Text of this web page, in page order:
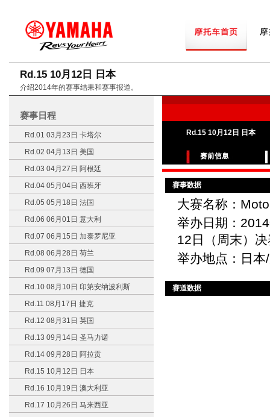
Rd.15 10月12日 日本
介绍2014年的赛事结果和赛事报道。
Rd.15 10月12日 日本
赛事数据
大赛名称：
举办日期：
12日（周末）
举办地点：日本
赛道数据
赛事日程
Rd.01 03月23日 卡塔尔
Rd.02 04月13日 美国
Rd.03 04月27日 阿根廷
Rd.04 05月04日 西班牙
Rd.05 05月18日 法国
Rd.06 06月01日 意大利
Rd.07 06月15日 加泰罗尼亚
Rd.08 06月28日 荷兰
Rd.09 07月13日 德国
Rd.10 08月10日 印第安纳波利斯
Rd.11 08月17日 捷克
Rd.12 08月31日 英国
Rd.13 09月14日 圣马力诺
Rd.14 09月28日 阿拉贡
Rd.15 10月12日 日本
Rd.16 10月19日 澳大利亚
Rd.17 10月26日 马来西亚